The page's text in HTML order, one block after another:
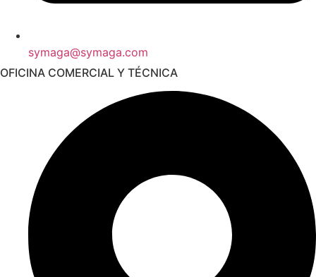
symaga@symaga.com
OFICINA COMERCIAL Y TÉCNICA